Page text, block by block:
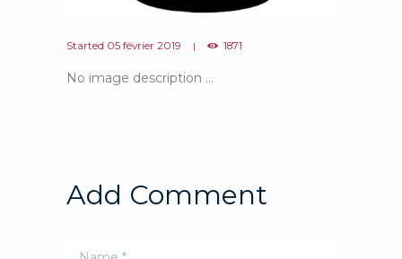
Started 05 février 2019 1871
No image description ...
Add Comment